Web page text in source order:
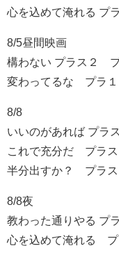
心を込めて淹れる プ
8/5昼間映画
構わない プラス２
変わってるな プラ
8/8
いいのがあれば プラ
これで充分だ プラス
半分出すか？ プラス
8/8夜
教わった通りやる プ
心を込めて淹れる